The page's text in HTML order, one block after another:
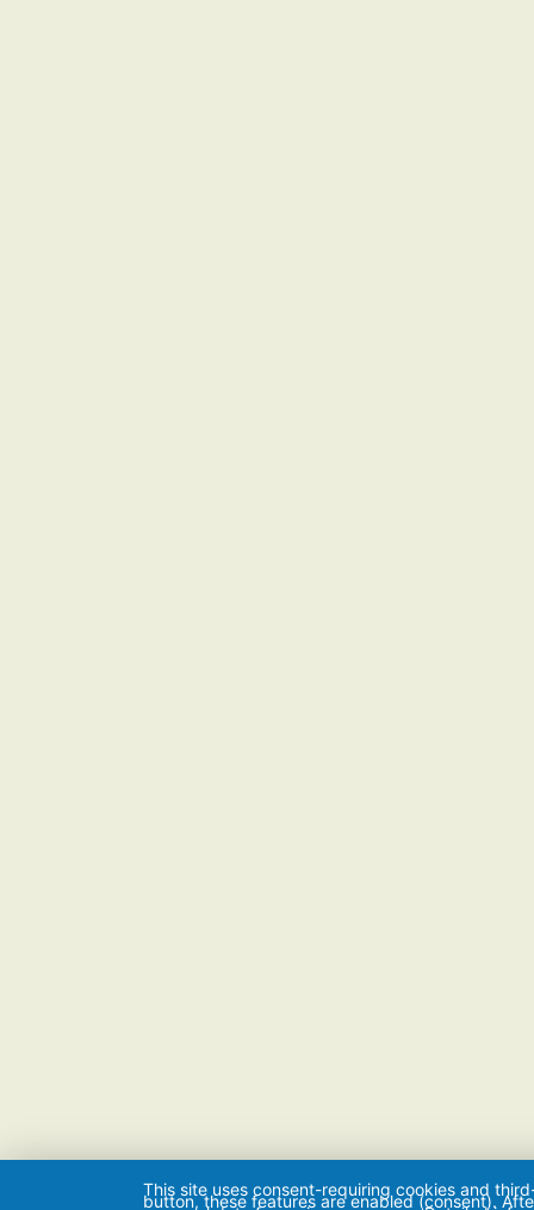
This site uses consent-requiring cookies and
button, these features are enabled (consent).